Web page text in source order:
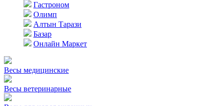
Гастроном
Олимп
Алтын Тарази
Базар
Онлайн Маркет
Весы медицинские
Весы ветеринарные